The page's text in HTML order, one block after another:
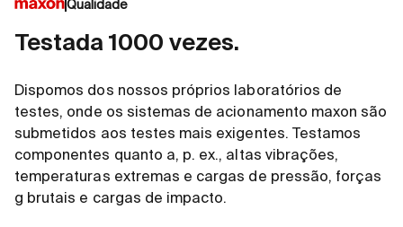
Qualidade
Testada 1000 vezes.
Dispomos dos nossos próprios laboratórios de
testes, onde os sistemas de acionamento maxon são
submetidos aos testes mais exigentes. Testamos
componentes quanto a, p. ex., altas vibrações,
temperaturas extremas e cargas de pressão, forças
g brutais e cargas de impacto.